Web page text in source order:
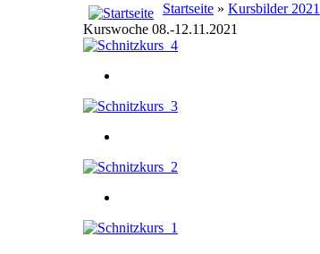
Startseite » Kursbilder 2021
Kurswoche 08.-12.11.2021